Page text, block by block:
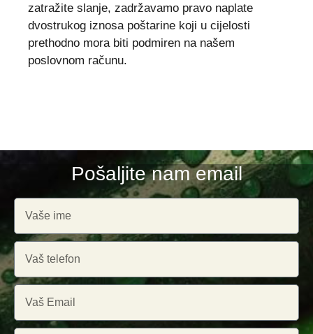
zatražite slanje, zadržavamo pravo naplate
dvostrukog iznosa poštarine koji u cijelosti
prethodno mora biti podmiren na našem
poslovnom računu.
Pošaljite nam email